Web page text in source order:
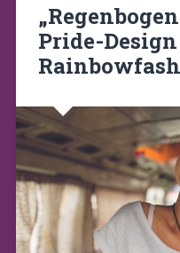
Pride-